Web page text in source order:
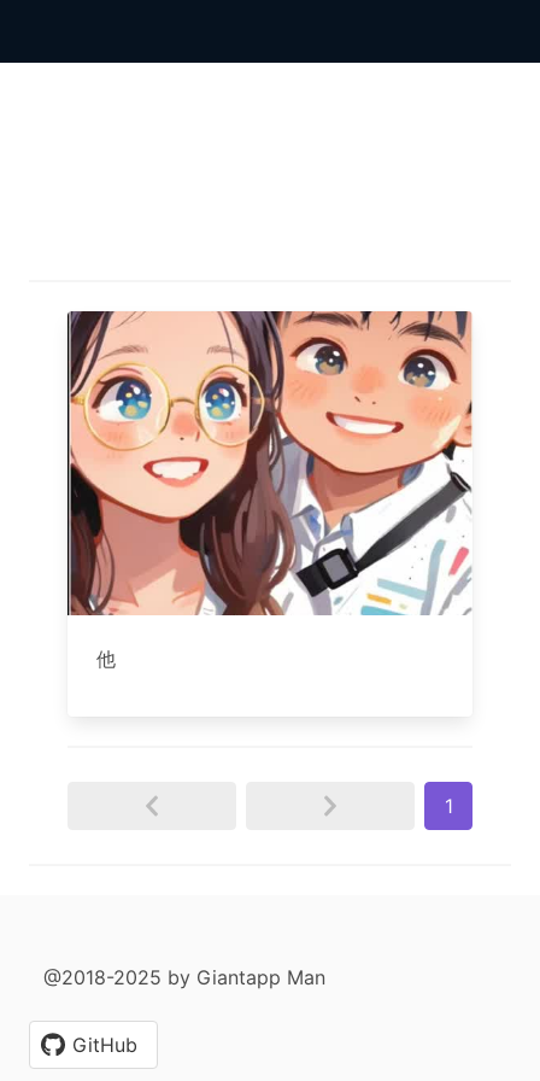
他
1
@2018-2025 by Giantapp Man
GitHub